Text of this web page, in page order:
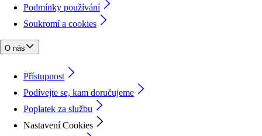
Podmínky používání
Soukromí a cookies
O nás
Přístupnost
Podívejte se, kam doručujeme
Poplatek za službu
Nastavení Cookies